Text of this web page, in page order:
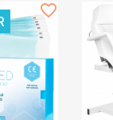
favorite_border